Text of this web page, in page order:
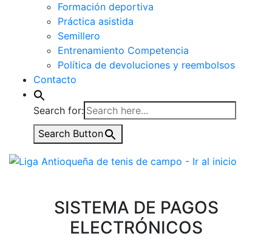
Formación deportiva
Práctica asistida
Semillero
Entrenamiento Competencia
Política de devoluciones y reembolsos
Contacto
Search for:
Search Button
SISTEMA DE PAGOS
ELECTRÓNICOS